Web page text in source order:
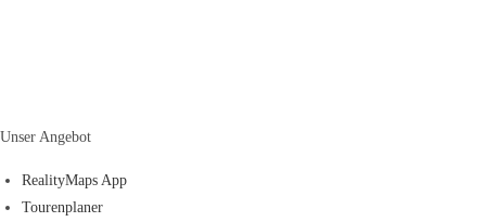
Unser Angebot
RealityMaps App
Tourenplaner